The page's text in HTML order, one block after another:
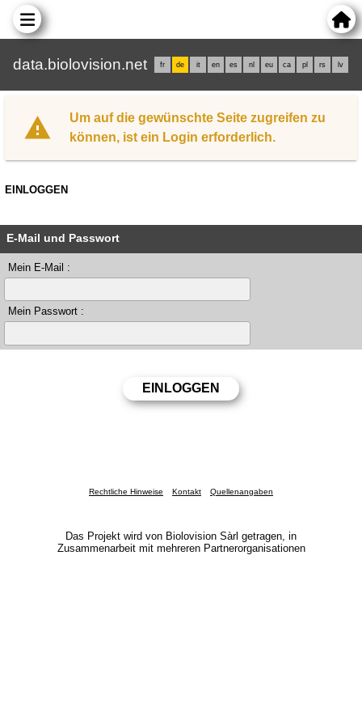
data.biolovision.net fr de it en es nl eu ca pl rs lv
Um auf die gewünschte Seite zugreifen zu
können, ist ein Login erforderlich.
EINLOGGEN
E-Mail und Passwort
Mein E-Mail :
Mein Passwort :
Rechtliche Hinweise Kontakt Quellenangaben
Das Projekt wird von Biolovision Sàrl getragen, in
Zusammenarbeit mit mehreren Partnerorganisationen